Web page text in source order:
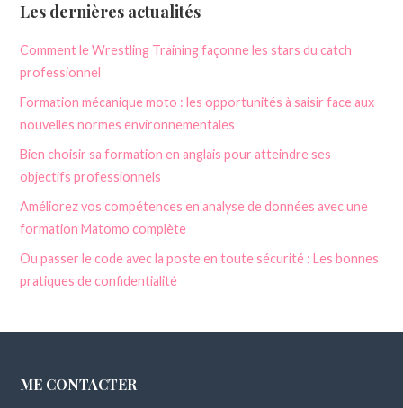
Les dernières actualités
Comment le Wrestling Training façonne les stars du catch
professionnel
Formation mécanique moto : les opportunités à saisir face aux
nouvelles normes environnementales
Bien choisir sa formation en anglais pour atteindre ses
objectifs professionnels
Améliorez vos compétences en analyse de données avec une
formation Matomo complète
Ou passer le code avec la poste en toute sécurité : Les bonnes
pratiques de confidentialité
ME CONTACTER